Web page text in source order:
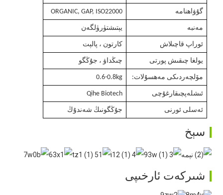
گۇۋاھنامە ORGANIC, GAP, ISO22000
مەنبە يېتىشتۈرۈلگەن
ئوراپ قاچىلاش كارتون ، پالېت
يولغا چىقىش پورتى چىڭداۋ ، جۇڭگو
مۆلچەردىكى مەھسۇلات: 0.6-0.8kg
ئىشلەپچىقارغۇچى Qihe Biotech
ئەسلى ئورنى جۇڭگونىڭ شەندۇڭ
سېخ
شىركەت ئارخىپى